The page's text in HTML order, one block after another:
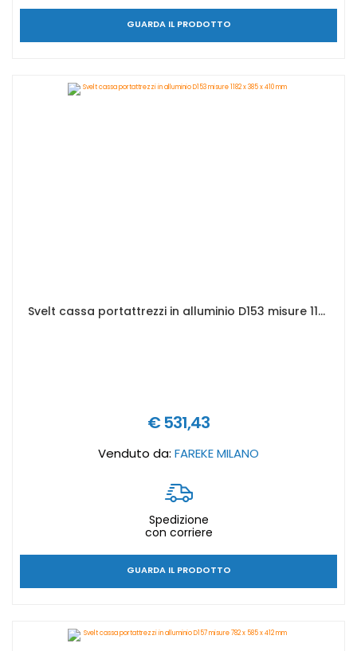
GUARDA IL PRODOTTO
Svelt cassa portattrezzi in alluminio D153 misure 1182 x 385 x 410 mm
€ 531,43
Venduto da: FAREKE MILANO
Spedizione
con corriere
GUARDA IL PRODOTTO